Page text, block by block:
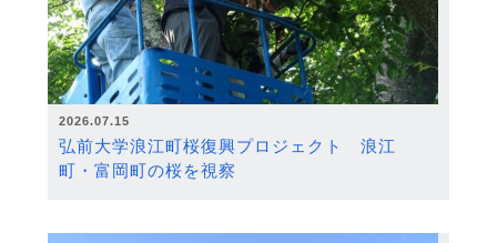
2026.07.15
弘前大学浪江町桜復興プロジェクト 浪江
町・富岡町の桜を視察